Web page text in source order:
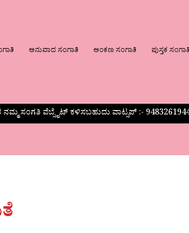
ಅನುವಾದ ಸಂಗಾತಿ ಅಂಕಣ ಸಂಗಾತಿ ಪುಸ್ತಕ ಸಂಗಾತಿ
ಸಂಗತಿ ವೆಬ್ಸೈಟ್ ಕಳಿಸಬಹುದು ವಾಟ್ಸಪ್‌ :-